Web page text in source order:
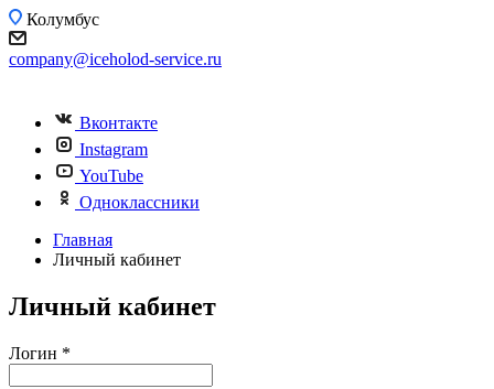
Колумбус
company@iceholod-service.ru
Вконтакте
Instagram
YouTube
Одноклассники
Главная
Личный кабинет
Личный кабинет
Логин *